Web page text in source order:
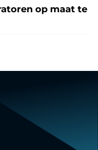
op maat te